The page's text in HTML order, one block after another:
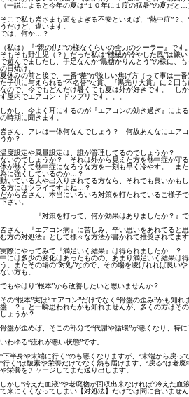
（一説によると今年の夏は“１０年に１度の猛暑”の夏だと…
そこで私も皆さまも頭をよぎる不安といえば、“熱中症”
うだけど、違います。
では、何か…？
（私は）『“親の仇!!”の様なくらいの全力のクーラー』です。
そもそも野生児（？）だった私は“機械が冷やした風”は嫌
で遊んでましたし、手足なんか“黒糖かりんとう”の様に、
の日焼け。
夏休みの前と後で、一番“差”が激しい焦げ方（って事は一
た子供に与えられる“不名誉”な賞、『黒光り大賞』に２回も
なので、今でもどんだけ暑くても夏は外が好きです。 し
ず屋内でエアコン・ドップリです。。。
しかし、今よく耳にするのが『エアコンの効き過ぎ』によ
の時期に聞きます。
皆さん、アレは一体何なんでしょう？ 何故あんなにエア
うか？
温度設定や風量設定は、誰が管理してるのでしょうか？
ないのでしょうか？ それは外から見えた方を熱中症か守
体が熱くて熱中症になろうな方を一刻も早く冷やす。 ま
為に強くしているのか…？
動いている人や出入りされてる方なら、それでも良いかも
る方にはツライですよね…？
だから皆さん、本当にいろいろ対策を打たれているご様子
下さい。
『対策を打って、何か効果はありましたか？』で
皆さん、『エアコン病』に苦しみ、辛い思いをあれてると
む方の対処法』として様々な方法が書かれて推奨されてま
実際にやってみて『満足いく結果』は得られましたか…？
中には多少の変化はあったものの、あまり満足いく結果は
う。またその場の“対処”なので、その場を凌げれれば良
ない方も。
でもやはり“根本”から改善したいと思いませんか？
その“根本”実は“エアコン”だけでなく“骨盤の歪み”かも
盤…？』と一瞬思われたかも知れませんが、多くの方はそ
しょうか？
骨盤が歪めば、そこの部分で“代謝や循環”が悪くなり、特
いわゆる“流れが悪い状態”です。
“下半身や末端に行く”のも悪くなりますが、“末端から戻っ
“行く”は酸素や栄養だけでなく熱も届けます、“戻る”は老
や栄養をチャージしてまた送り出します。
しかし“冷えた血液”や老廃物が回収出来なければ“冷えた血
て来にくくなってしまい【対処法】だけでは間に合いません